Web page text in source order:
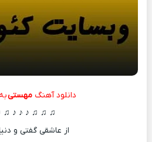
دانلود آهنگ مهستی
♫ ♪ ♪ ♪ ♫ ♫ ♫
از عاشقی گفتی و